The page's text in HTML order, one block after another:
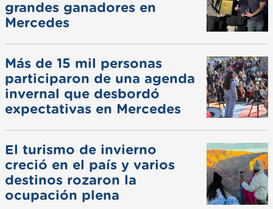
grandes ganadores en
Mercedes
Más de 15 mil personas
participaron de una agenda
invernal que desbordó
expectativas en Mercedes
El turismo de invierno
creció en el país y varios
destinos rozaron la
ocupación plena